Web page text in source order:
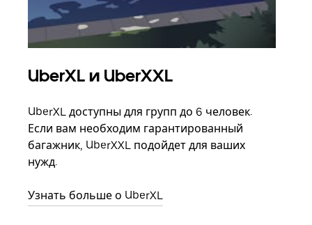
UberXL и UberXXL
UberXL доступны для групп до 6 человек.
Если вам необходим гарантированный
багажник, UberXXL подойдет для ваших
нужд.
Узнать больше о UberXL